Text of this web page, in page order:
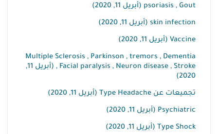
psoriasis , Gout (أبريل 11, 2020)
skin infection (أبريل 11, 2020)
Vaccine (أبريل 11, 2020)
Multiple Sclerosis , Parkinson , tremors , Dementia
, Facial paralysis , Neuron disease , Stroke (أبريل 11,
2020)
تجميعات عن Type Headache (أبريل 11, 2020)
Psychiatric (أبريل 11, 2020)
Type Shock (أبريل 11, 2020)